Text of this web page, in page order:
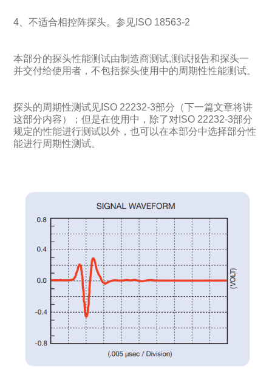
4、不适合相控阵探头。参见ISO 18563-2
本部分的探头性能测试由制造商测试,测试报告和探头一
并交付给使用者，不包括探头使用中的周期性性能测试。
探头的周期性测试见ISO 22232-3部分（下一篇文章将讲
这部分内容）；但是在使用中，除了对ISO 22232-3部分
规定的性能进行测试以外，也可以在本部分中选择部分性
能进行周期性测试。